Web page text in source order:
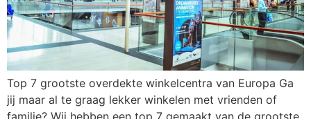
Top 7 grootste overdekte winkelcentra van Europa Ga
jij maar al te graag lekker winkelen met vrienden of